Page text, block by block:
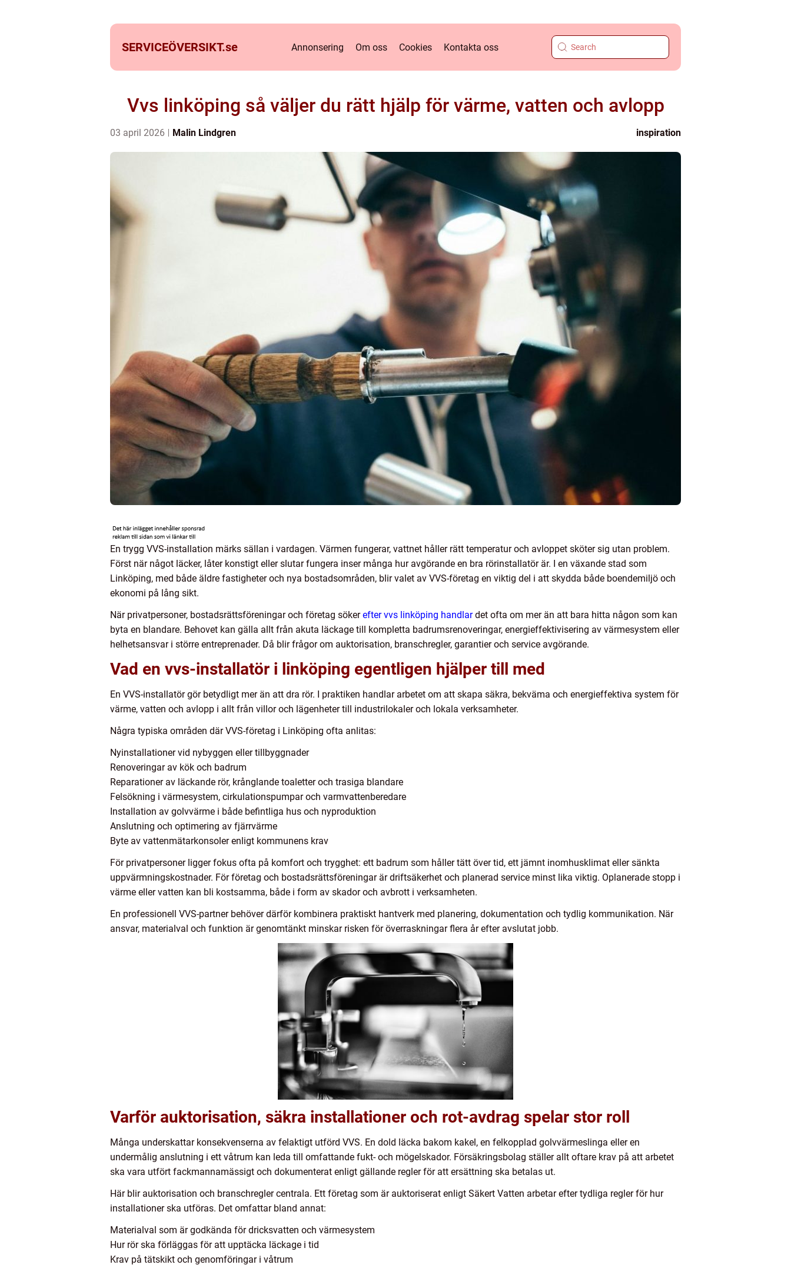
SERVICEÖVERSIKT.se Annonsering Om oss Cookies Kontakta oss
Vvs linköping så väljer du rätt hjälp för värme, vatten och avlopp
03 april 2026 Malin Lindgren inspiration
En trygg VVS-installation märks sällan i vardagen. Värmen fungerar, vattnet håller rätt temperatur och avloppet sköter sig utan problem.
Först när något läcker, låter konstigt eller slutar fungera inser många hur avgörande en bra rörinstallatör är. I en växande stad som
Linköping, med både äldre fastigheter och nya bostadsområden, blir valet av VVS-företag en viktig del i att skydda både boendemiljö och
ekonomi på lång sikt.
När privatpersoner, bostadsrättsföreningar och företag sökerefter vvs linköping handlardet ofta om mer än att bara hitta någon som kan
byta en blandare. Behovet kan gälla allt från akuta läckage till kompletta badrumsrenoveringar, energieffektivisering av värmesystem eller
helhetsansvar i större entreprenader. Då blir frågor om auktorisation, branschregler, garantier och service avgörande.
Vad en vvs-installatör i linköping egentligen hjälper till med
En VVS-installatör gör betydligt mer än att dra rör. I praktiken handlar arbetet om att skapa säkra, bekväma och energieffektiva system för
värme, vatten och avlopp i allt från villor och lägenheter till industrilokaler och lokala verksamheter.
Några typiska områden där VVS-företag i Linköping ofta anlitas:
Nyinstallationer vid nybyggen eller tillbyggnader
Renoveringar av kök och badrum
Reparationer av läckande rör, krånglande toaletter och trasiga blandare
Felsökning i värmesystem, cirkulationspumpar och varmvattenberedare
Installation av golvvärme i både befintliga hus och nyproduktion
Anslutning och optimering av fjärrvärme
Byte av vattenmätarkonsoler enligt kommunens krav
För privatpersoner ligger fokus ofta på komfort och trygghet: ett badrum som håller tätt över tid, ett jämnt inomhusklimat eller sänkta
uppvärmningskostnader. För företag och bostadsrättsföreningar är driftsäkerhet och planerad service minst lika viktig. Oplanerade stopp i
värme eller vatten kan bli kostsamma, både i form av skador och avbrott i verksamheten.
En professionell VVS-partner behöver därför kombinera praktiskt hantverk med planering, dokumentation och tydlig kommunikation. När
ansvar, materialval och funktion är genomtänkt minskar risken för överraskningar flera år efter avslutat jobb.
Varför auktorisation, säkra installationer och rot-avdrag spelar stor roll
Många underskattar konsekvenserna av felaktigt utförd VVS. En dold läcka bakom kakel, en felkopplad golvvärmeslinga eller en
undermålig anslutning i ett våtrum kan leda till omfattande fukt- och mögelskador. Försäkringsbolag ställer allt oftare krav på att arbetet
ska vara utfört fackmannamässigt och dokumenterat enligt gällande regler för att ersättning ska betalas ut.
Här blir auktorisation och branschregler centrala. Ett företag som är auktoriserat enligt Säkert Vatten arbetar efter tydliga regler för hur
installationer ska utföras. Det omfattar bland annat:
Materialval som är godkända för dricksvatten och värmesystem
Hur rör ska förläggas för att upptäcka läckage i tid
Krav på tätskikt och genomföringar i våtrum